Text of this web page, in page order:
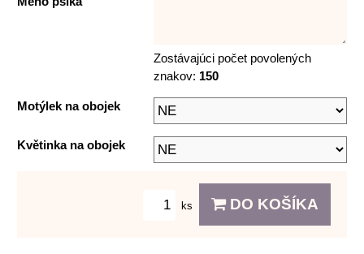
Zostávajúci počet povolených
znakov: 150
Motýlek na obojek
Květinka na obojek
ks DO KOŠÍKA